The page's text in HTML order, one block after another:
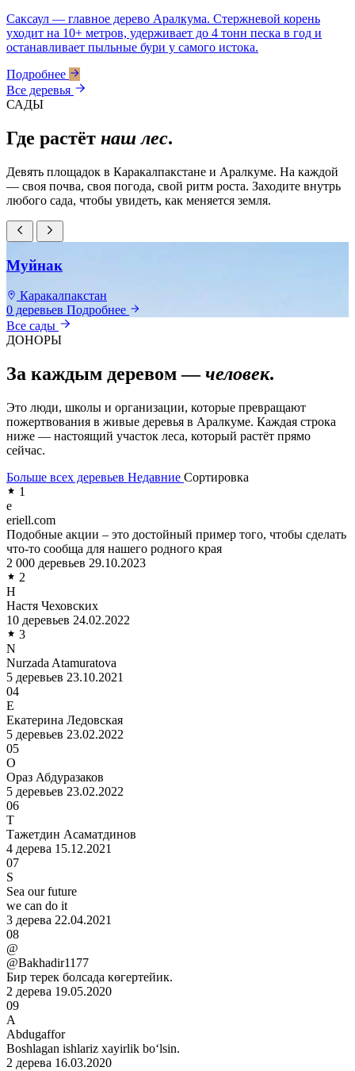
Саксаул — главное дерево Аралкума. Стержневой корень
уходит на 10+ метров, удерживает до 4 тонн песка в год и
останавливает пыльные бури у самого истока.
Подробнее
Все деревья
САДЫ
Где растёт наш лес.
Девять площадок в Каракалпакстане и Аралкуме. На каждой
— своя почва, своя погода, свой ритм роста. Заходите внутрь
любого сада, чтобы увидеть, как меняется земля.
Муйнак
Каракалпакстан
0 деревьев Подробнее
Все сады
ДОНОРЫ
За каждым деревом —человек.
Это люди, школы и организации, которые превращают
пожертвования в живые деревья в Аралкуме. Каждая строка
ниже — настоящий участок леса, который растёт прямо
сейчас.
Больше всех деревьев Недавние Сортировка
1
e
eriell.com
Подобные акции – это достойный пример того, чтобы сделать
что-то сообща для нашего родного края
2 000 деревьев 29.10.2023
2
Н
Настя Чеховских
10 деревьев 24.02.2022
3
N
Nurzada Atamuratova
5 деревьев 23.10.2021
04
Е
Екатерина Ледовская
5 деревьев 23.02.2022
05
О
Ораз Абдуразаков
5 деревьев 23.02.2022
06
Т
Тажетдин Асаматдинов
4 дерева 15.12.2021
07
S
Sea our future
we can do it
3 дерева 22.04.2021
08
@
@Bakhadir1177
Бир терек болсада көгертейик.
2 дерева 19.05.2020
09
A
Abdugaffor
Boshlagan ishlariz xayirlik boʻlsin.
2 дерева 16.03.2020